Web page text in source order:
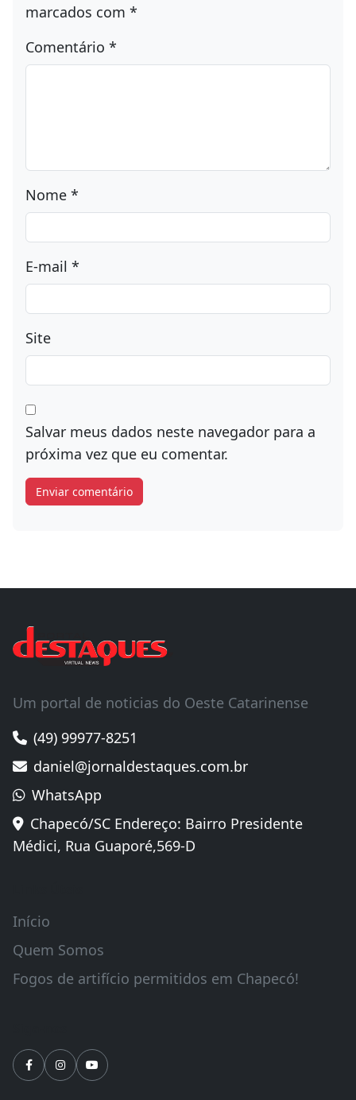
marcados com *
Comentário *
Nome *
E-mail *
Site
Salvar meus dados neste navegador para a
próxima vez que eu comentar.
Um portal de noticias do Oeste Catarinense
(49) 99977-8251
daniel@jornaldestaques.com.br
WhatsApp
Chapecó/SC Endereço: Bairro Presidente
Médici, Rua Guaporé,569-D
Início
Quem Somos
Fogos de artifício permitidos em Chapecó!